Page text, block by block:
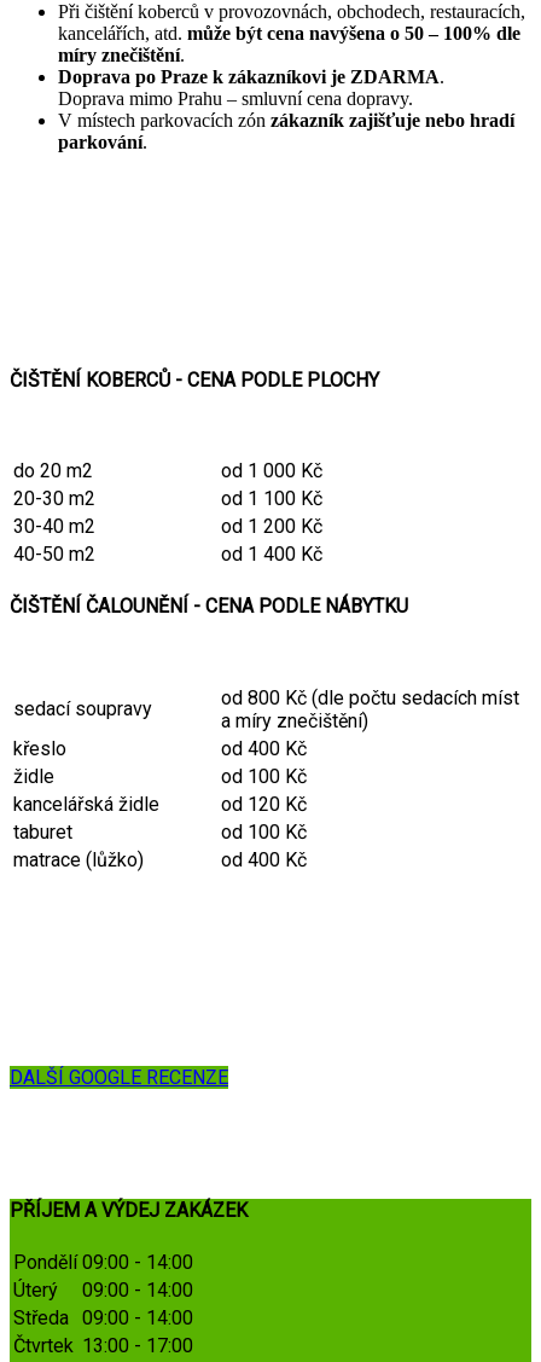
Při čištění koberců v provozovnách, obchodech, restauracích,
kancelářích, atd. může být cena navýšena o 50 – 100% dle
míry znečištění.
Doprava po Praze k zákazníkovi je ZDARMA.
Doprava mimo Prahu – smluvní cena dopravy.
V místech parkovacích zón zákazník zajišťuje nebo hradí
parkování.
ČIŠTĚNÍ KOBERCŮ - CENA PODLE PLOCHY
do 20 m2
od 1 000 Kč
20-30 m2
od 1 100 Kč
30-40 m2
od 1 200 Kč
40-50 m2
od 1 400 Kč
ČIŠTĚNÍ ČALOUNĚNÍ - CENA PODLE NÁBYTKU
sedací soupravy
od 800 Kč (dle počtu sedacích míst
a míry znečištění)
křeslo
od 400 Kč
židle
od 100 Kč
kancelářská židle
od 120 Kč
taburet
od 100 Kč
matrace (lůžko)
od 400 Kč
DALŠÍ GOOGLE RECENZE
PŘÍJEM A VÝDEJ ZAKÁZEK
Pondělí 09:00 - 14:00
Úterý
09:00 - 14:00
Středa 09:00 - 14:00
Čtvrtek 13:00 - 17:00